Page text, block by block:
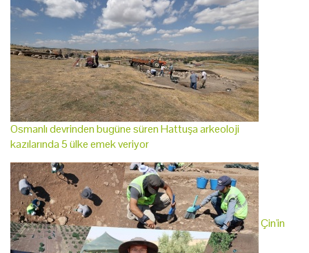
Osmanlı devrinden bugüne süren Hattuşa arkeoloji
kazılarında 5 ülke emek veriyor
Çin'in